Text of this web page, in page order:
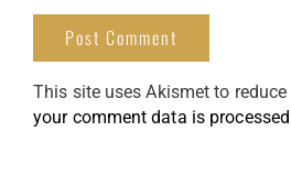
This site uses Akismet to
your comment data is